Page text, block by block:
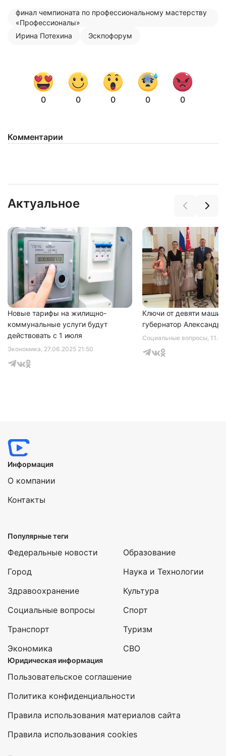
финал чемпионата по профессиональному мастерству
«Профессионалы»
Ирина Потехина
Эскпофорум
0 0 0 0 0
Комментарии
Актуальное
Экономика, 27.06.2025 21:50
Новые тарифы на жилищно-
коммунальные услуги будут
действовать с 1 июля
Социальные вопросы,
Ключи от девяти машин
губернатор Александр
Информация
О компании
Контакты
Популярные теги
Федеральные новости
Город
Здравоохранение
Социальные вопросы
Транспорт
Экономика
Образование
Наука и Технологии
Культура
Спорт
Туризм
СВО
Юридическая информация
Пользовательское соглашение
Политика конфиденциальности
Правила использования материалов сайта
Правила использования cookies